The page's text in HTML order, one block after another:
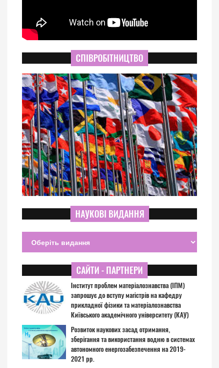
СПІВРОБІТНИЦТВО
НАУКОВІ ВИДАННЯ
САЙТИ - ПАРТНЕРИ
Інститут проблем матеріалознавства (ІПМ)
запрошує до вступу магістрів на кафедру
прикладної фізики та матеріалознавства
Київського академічного університету (КАУ)
Розвиток наукових засад отримання,
зберігання та використання водню в системах
автономного енергозабезпечення на 2019-
2021 рр.